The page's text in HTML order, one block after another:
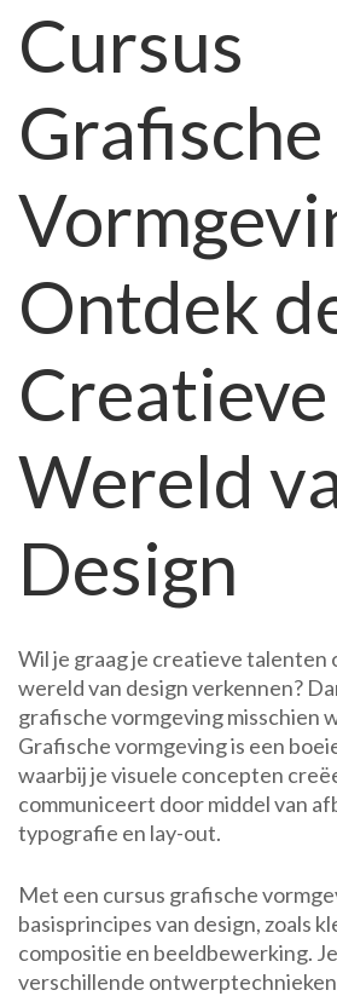
Wereld
van
Design
met
een
Grafische
Vormgeving
Cursus
Grafische
Ontdek
Creatieve
Wereld
Design
Wil je graag je creatieve talenten
wereld van design verkennen?
grafische vormgeving misschien
Grafische vormgeving is een
waarbij je visuele concepten
communiceert door middel van
typografie en lay-out.
Met een cursus grafische
basisprincipes van design, zoals
compositie en beeldbewerking.
verschillende